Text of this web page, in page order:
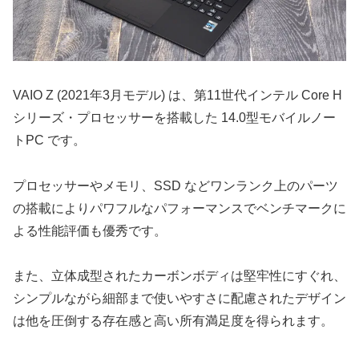
VAIO Z (2021年3月モデル) は、第11世代インテル Core H
シリーズ・プロセッサーを搭載した 14.0型モバイルノー
トPC です。
プロセッサーやメモリ、SSD などワンランク上のパーツ
の搭載によりパワフルなパフォーマンスでベンチマークに
よる性能評価も優秀です。
また、立体成型されたカーボンボディは堅牢性にすぐれ、
シンプルながら細部まで使いやすさに配慮されたデザイン
は他を圧倒する存在感と高い所有満足度を得られます。